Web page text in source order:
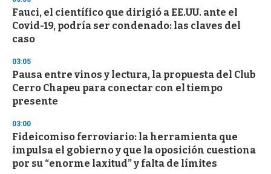
s
e
c
o
d
s
Fauci, el científico que dirigió a EE.UU. ante el
Covid-19, podría ser condenado: las claves del
caso
03:05
Pausa entre vinos y lectura, la propuesta del Club
Cerro Chapeu para conectar con el tiempo
presente
03:00
Fideicomiso ferroviario: la herramienta que
impulsa el gobierno y que la oposición cuestiona
por su “enorme laxitud” y falta de límites